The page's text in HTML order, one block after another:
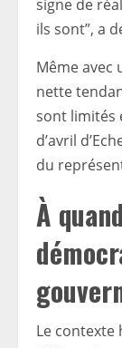
signe de
ils sont”, a
Même avec
nette
sont limités
d’avril
du
À
Le contexte